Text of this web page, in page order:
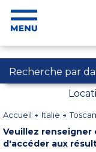
Recherche par
Accueil Italie
Veuillez renseigner
d'accéder aux